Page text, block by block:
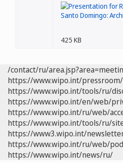
425 KB
/contact/ru/
https://www.wipo.int/
https://www.wipo.int/tools/ru/
https://www.wipo.int/en/web/
https://www.wipo.int/ru/web/
https://www.wipo.int/tools/ru/
https://www3.wipo.int/
https://www.wipo.int/ru/web/
https://www.wipo.int/news/ru/